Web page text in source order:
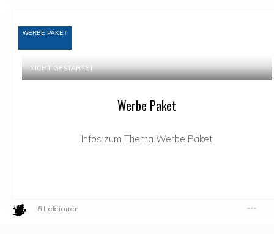
6 Lektionen
1 Lektion
6 Lektionen
WERBE PAKET
NICHT GESTARTET
Werbe Paket
Infos zum Thema Werbe Paket
1 Lektion